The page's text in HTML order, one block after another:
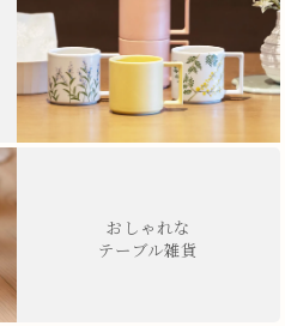
おしゃれな
テーブル雑貨